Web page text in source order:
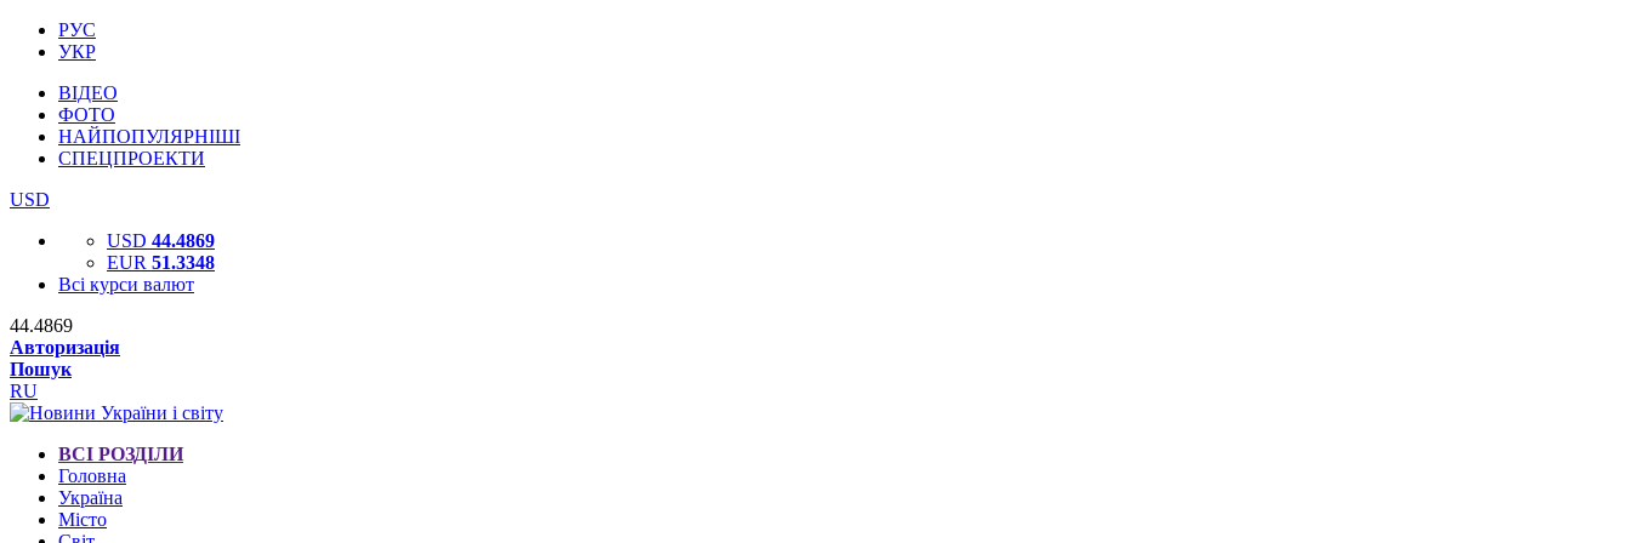
РУС
УКР
ВІДЕО
ФОТО
НАЙПОПУЛЯРНІШІ
СПЕЦПРОЕКТИ
USD
USD 44.4869
EUR 51.3348
Всі курси валют
44.4869
Авторизація
Пошук
RU
ВСІ РОЗДІЛИ
Головна
Україна
Місто